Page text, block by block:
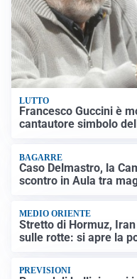
LUTTO
Francesco Guccini è
cantautore simbolo
BAGARRE
Caso Delmastro, la
scontro in Aula tra
MEDIO ORIENTE
Stretto di Hormuz,
sulle rotte: si apre la
PREVISIONI